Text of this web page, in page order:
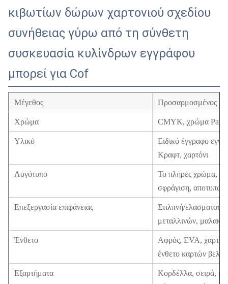
κιβωτίων δώρων χαρτονιού σχεδίου
συνήθειας γύρω από τη σύνθετη
συσκευασία κυλίνδρων εγγράφου
μπορεί για Cof
Μέγεθος Προσαρμοσμένος
Χρώμα CMYK, χρώμα
Υλικό
Ειδικό έγγραφο
Κραφτ, χαρτόνι
Λογότυπο
Το πλήρες χρώμα,
σφράγιση,
Επεξεργασία επιφάνειας
Στιλπνή/
μεταλλινών, μαλακό
Ένθετο
Αφρός, EVA,
ένθετο καρτών
Εξαρτήματα
Κορδέλλα, σειρά,